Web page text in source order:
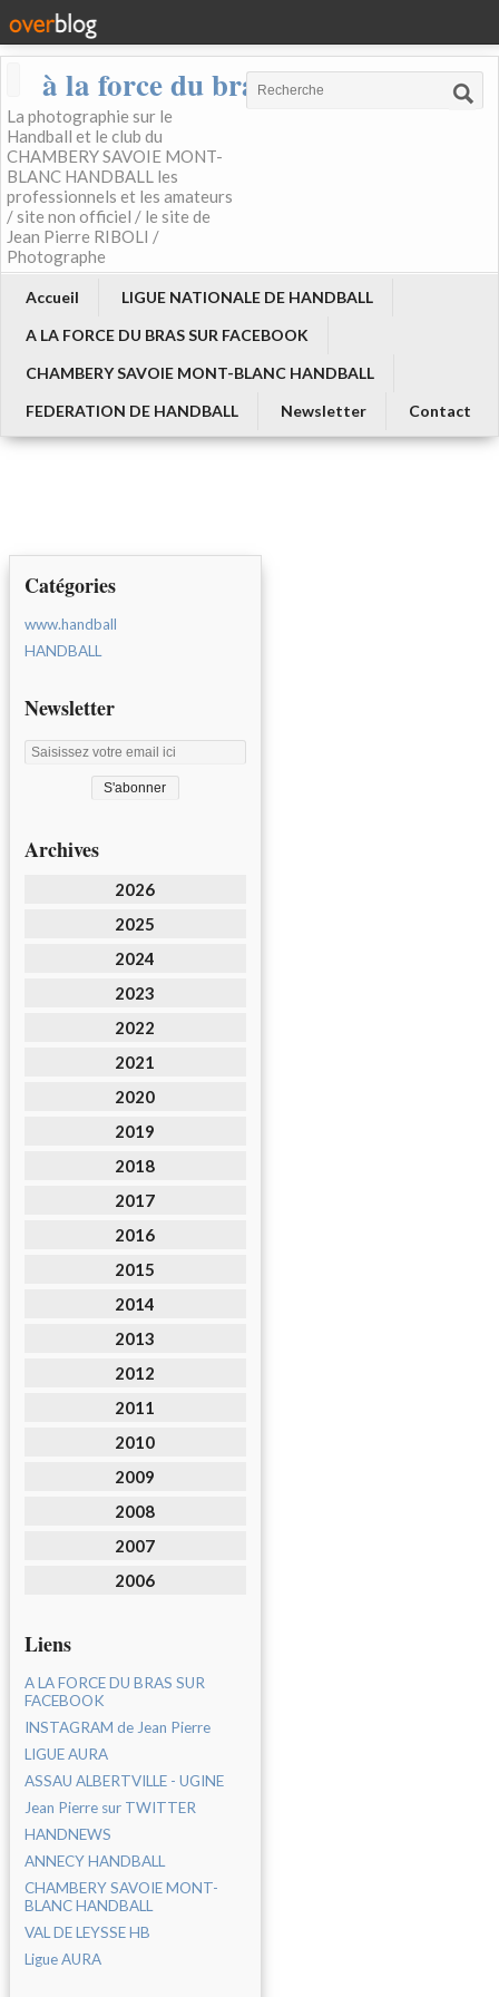
à la force du bras
La photographie sur le
Handball et le club du
CHAMBERY SAVOIE MONT-
BLANC HANDBALL les
professionnels et les amateurs
/ site non officiel / le site de
Jean Pierre RIBOLI /
Photographe
Accueil
LIGUE NATIONALE DE HANDBALL
A LA FORCE DU BRAS SUR FACEBOOK
CHAMBERY SAVOIE MONT-BLANC HANDBALL
FEDERATION DE HANDBALL
Newsletter Contact
Catégories
www.handball
HANDBALL
Newsletter
Archives
2026
2025
2024
2023
2022
2021
2020
2019
2018
2017
2016
2015
2014
2013
2012
2011
2010
2009
2008
2007
2006
Liens
A LA FORCE DU BRAS SUR
FACEBOOK
INSTAGRAM de Jean Pierre
LIGUE AURA
ASSAU ALBERTVILLE - UGINE
Jean Pierre sur TWITTER
HANDNEWS
ANNECY HANDBALL
CHAMBERY SAVOIE MONT-
BLANC HANDBALL
VAL DE LEYSSE HB
Ligue AURA